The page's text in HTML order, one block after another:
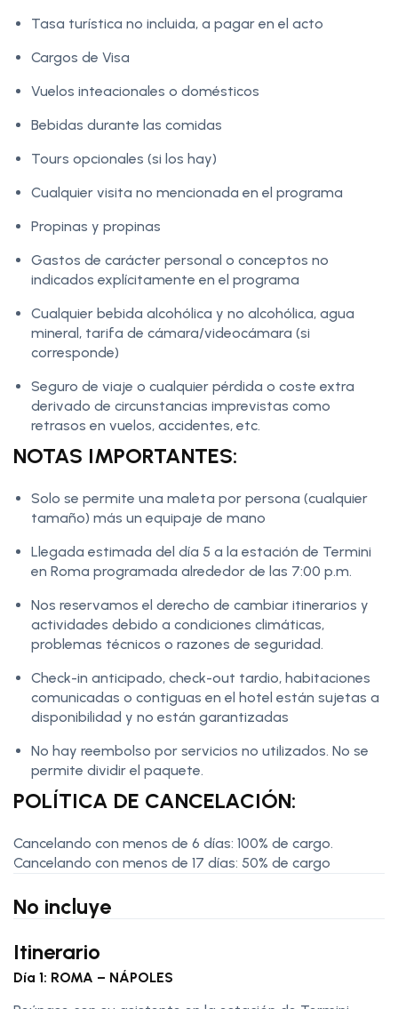
Tasa turística no incluida, a pagar en el acto
Cargos de Visa
Vuelos inteacionales o domésticos
Bebidas durante las comidas
Tours opcionales (si los hay)
Cualquier visita no mencionada en el programa
Propinas y propinas
Gastos de carácter personal o conceptos no
indicados explícitamente en el programa
Cualquier bebida alcohólica y no alcohólica, agua
mineral, tarifa de cámara/videocámara (si
corresponde)
Seguro de viaje o cualquier pérdida o coste extra
derivado de circunstancias imprevistas como
retrasos en vuelos, accidentes, etc.
NOTAS IMPORTANTES:
Solo se permite una maleta por persona (cualquier
tamaño) más un equipaje de mano
Llegada estimada del día 5 a la estación de Termini
en Roma programada alrededor de las 7:00 p.m.
Nos reservamos el derecho de cambiar itinerarios y
actividades debido a condiciones climáticas,
problemas técnicos o razones de seguridad.
Check-in anticipado, check-out tardio, habitaciones
comunicadas o contiguas en el hotel están sujetas a
disponibilidad y no están garantizadas
No hay reembolso por servicios no utilizados. No se
permite dividir el paquete.
POLÍTICA DE CANCELACIÓN:
Cancelando con menos de 6 días: 100% de cargo.
Cancelando con menos de 17 días: 50% de cargo
No incluye
Itinerario
Día 1: ROMA – NÁPOLES